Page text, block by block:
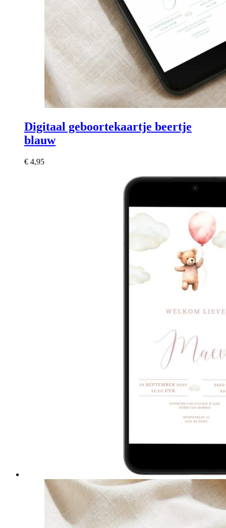
Digitaal geboortekaartje beertje
blauw
€ 4,95